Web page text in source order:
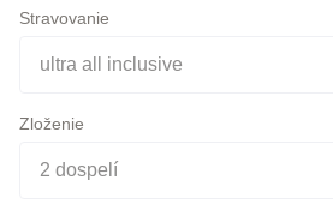
Stravovanie
ultra all inclusive
Zloženie
2 dospelí